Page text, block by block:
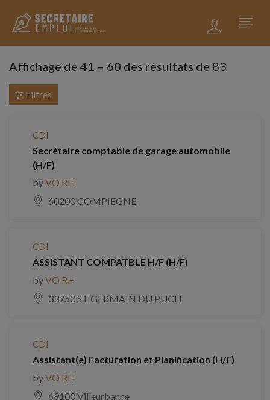
Affichage de 41 – 60 des résultats de 83
Filtres
CDI
Secrétaire comptable de garage automobile
(H/F)
byVO RH
60200 COMPIEGNE
CDI
ASSISTANT COMPATBLE H/F (H/F)
byVO RH
33750 ST GERMAIN DU PUCH
CDI
Assistant(e) Facturation et Planification (H/F)
byVO RH
69100 Villeurbanne